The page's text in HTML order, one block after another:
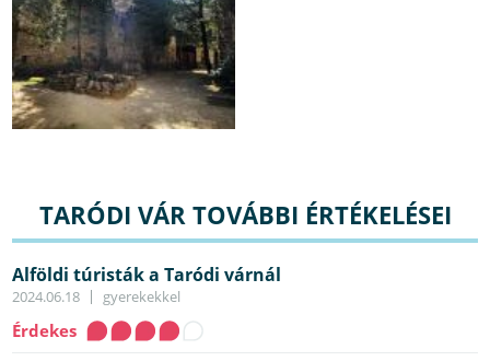
TARÓDI VÁR TOVÁBBI ÉRTÉKELÉSEI
Alföldi túristák a Taródi várnál
2024.06.18 gyerekekkel
Érdekes